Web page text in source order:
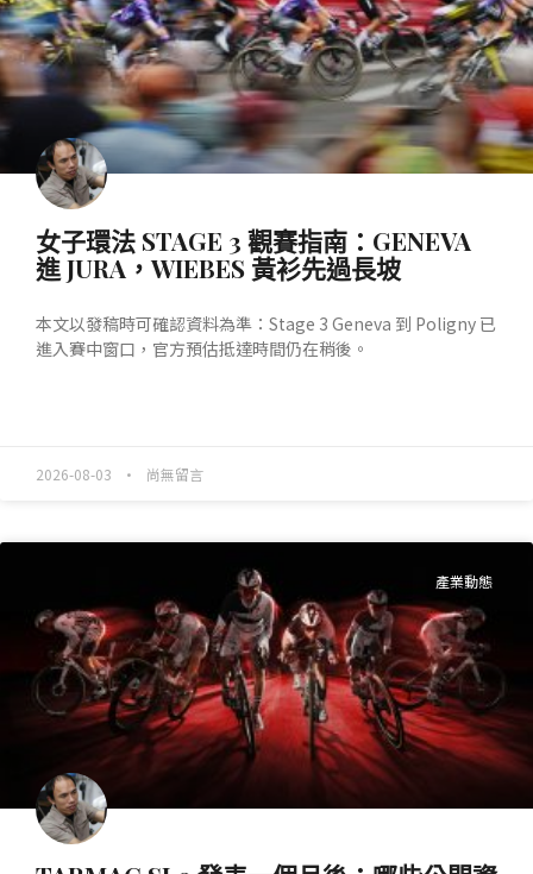
女子環法 STAGE 3 觀賽指南：GENEVA
進 JURA，WIEBES 黃衫先過長坡
本文以發稿時可確認資料為準：Stage 3 Geneva 到 Poligny 已
進入賽中窗口，官方預估抵達時間仍在稍後。
2026-08-03 尚無留言
產業動態